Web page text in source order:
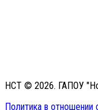
НСТ © 2026. ГАПОУ
Политика в